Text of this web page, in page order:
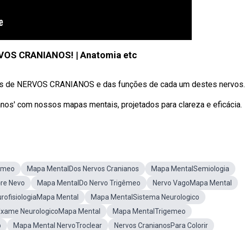
CRANIANOS! | Anatomia etc
NERVOS CRANIANOS e das funções de cada um destes nervos.
com nossos mapas mentais, projetados para clareza e eficácia.
Mapa MentalDos Nervos Cranianos
Mapa MentalSemiologia
Nevo Mapa MentalDo Nervo Trigêmeo
Nervo VagoMapa Mental
Mental
Mapa MentalSistema Neurologico
NeurologicoMapa Mental
Mapa MentalTrigemeo
Mapa Mental NervoTroclear
Nervos CranianosPara Colorir